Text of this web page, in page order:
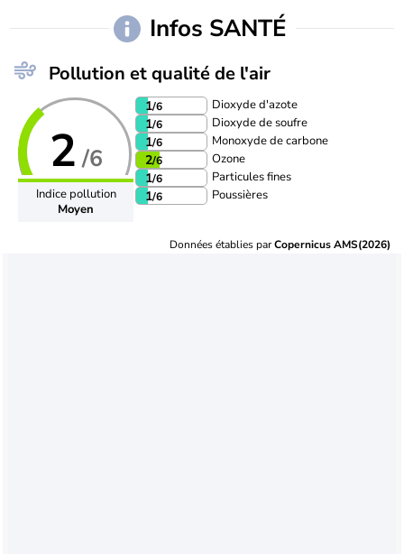
Infos SANTÉ
Pollution et qualité de l'air
2 /6
Indice pollution
Moyen
1/6 Dioxyde d'azote
1/6 Dioxyde de soufre
1/6 Monoxyde de carbone
2/6 Ozone
1/6 Particules fines
1/6 Poussières
Données établies parCopernicus AMS(2026)